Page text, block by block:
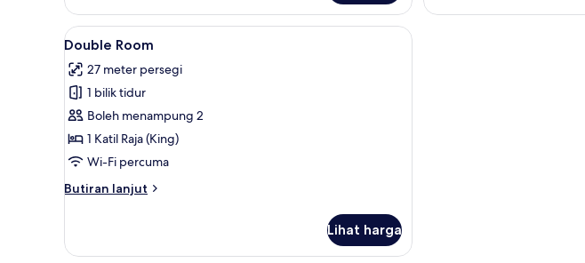
Room
Suite
Lihat
semua
foto
untuk
Double
Room
Peralatan tempat tidur premium, item bar mini percuma
2
Double Room
27 meter persegi
1 bilik tidur
Boleh menampung 2
1 Katil Raja (King)
Wi-Fi percuma
Butiran lanjut
Butiran
Room
Lihat harga